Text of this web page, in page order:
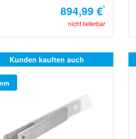
894,99 €*
nicht lieferbar
Kunden kauften auch